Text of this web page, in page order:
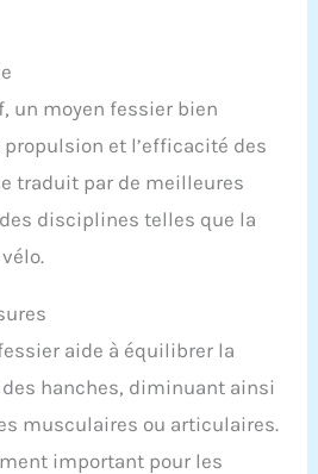
un moyen fessier bien
et l’efficacité des
traduit par de meilleures
disciplines telles que la
aide à équilibrer la
hanches, diminuant ainsi
musculaires ou articulaires.
important pour les